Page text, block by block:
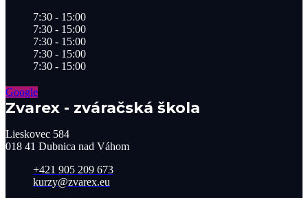
7:30 - 15:00
7:30 - 15:00
7:30 - 15:00
7:30 - 15:00
7:30 - 15:00
Google
Zvarex - zváračská škola
Lieskovec 584
018 41 Dubnica nad Váhom​
+421 905 209 673​
kurzy@zvarex.eu